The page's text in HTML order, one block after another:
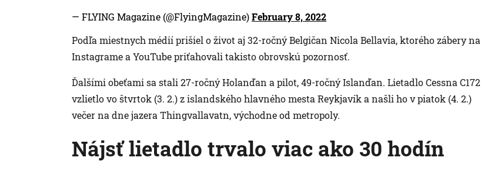
— FLYING Magazine (@FlyingMagazine)February 8, 2022
Podľa miestnych médií prišiel o život aj 32-ročný Belgičan Nicola Bellavia, ktorého zábery na
Instagrame a YouTube priťahovali takisto obrovskú pozornosť.
Ďalšími obeťami sa stali 27-ročný Holanďan a pilot, 49-ročný Islanďan. Lietadlo Cessna C172
vzlietlo vo štvrtok (3. 2.) z islandského hlavného mesta Reykjavík a našli ho v piatok (4. 2.)
večer na dne jazera Thingvallavatn, východne od metropoly.
Nájsť lietadlo trvalo viac ako 30 hodín